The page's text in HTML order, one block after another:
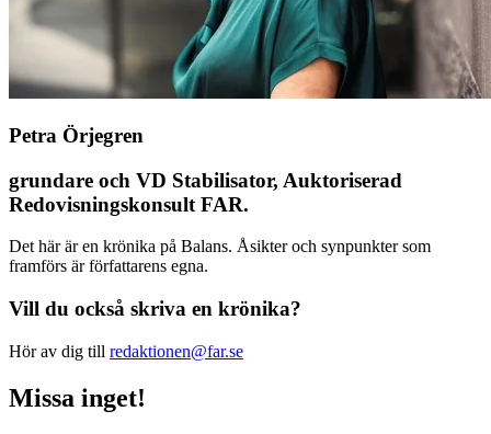
Petra Örjegren
grundare och VD Stabilisator, Auktoriserad
Redovisningskonsult FAR.
Det här är en krönika på Balans. Åsikter och synpunkter som
framförs är författarens egna.
Vill du också skriva en krönika?
Hör av dig till redaktionen@far.se
Missa inget!